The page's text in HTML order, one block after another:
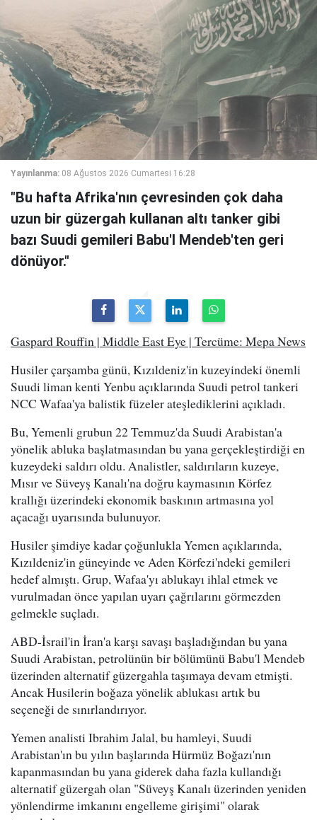
Yayınlanma: 08 Ağustos 2026 Cumartesi 16:28
"Bu hafta Afrika'nın çevresinden çok daha
uzun bir güzergah kullanan altı tanker gibi
bazı Suudi gemileri Babu'l Mendeb'ten geri
dönüyor."
Gaspard Rouffin | Middle East Eye | Tercüme: Mepa News
Husiler çarşamba günü, Kızıldeniz'in kuzeyindeki önemli
Suudi liman kenti Yenbu açıklarında Suudi petrol tankeri
NCC Wafaa'ya balistik füzeler ateşlediklerini açıkladı.
Bu, Yemenli grubun 22 Temmuz'da Suudi Arabistan'a
yönelik abluka başlatmasından bu yana gerçekleştirdiği en
kuzeydeki saldırı oldu. Analistler, saldırıların kuzeye,
Mısır ve Süveyş Kanalı'na doğru kaymasının Körfez
krallığı üzerindeki ekonomik baskının artmasına yol
açacağı uyarısında bulunuyor.
Husiler şimdiye kadar çoğunlukla Yemen açıklarında,
Kızıldeniz'in güneyinde ve Aden Körfezi'ndeki gemileri
hedef almıştı. Grup, Wafaa'yı ablukayı ihlal etmek ve
vurulmadan önce yapılan uyarı çağrılarını görmezden
gelmekle suçladı.
ABD-İsrail'in İran'a karşı savaşı başladığından bu yana
Suudi Arabistan, petrolünün bir bölümünü Babu'l Mendeb
üzerinden alternatif güzergahla taşımaya devam etmişti.
Ancak Husilerin boğaza yönelik ablukası artık bu
seçeneği de sınırlandırıyor.
Yemen analisti Ibrahim Jalal, bu hamleyi, Suudi
Arabistan'ın bu yılın başlarında Hürmüz Boğazı'nın
kapanmasından bu yana giderek daha fazla kullandığı
alternatif güzergah olan "Süveyş Kanalı üzerinden yeniden
yönlendirme imkanını engelleme girişimi" olarak